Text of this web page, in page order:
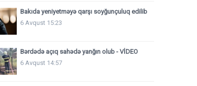
Bakıda yeniyetməyə qarşı soyğunçuluq edilib
6 Avqust 15:23
Bərdədə açıq sahədə yanğın olub - VİDEO
6 Avqust 14:57